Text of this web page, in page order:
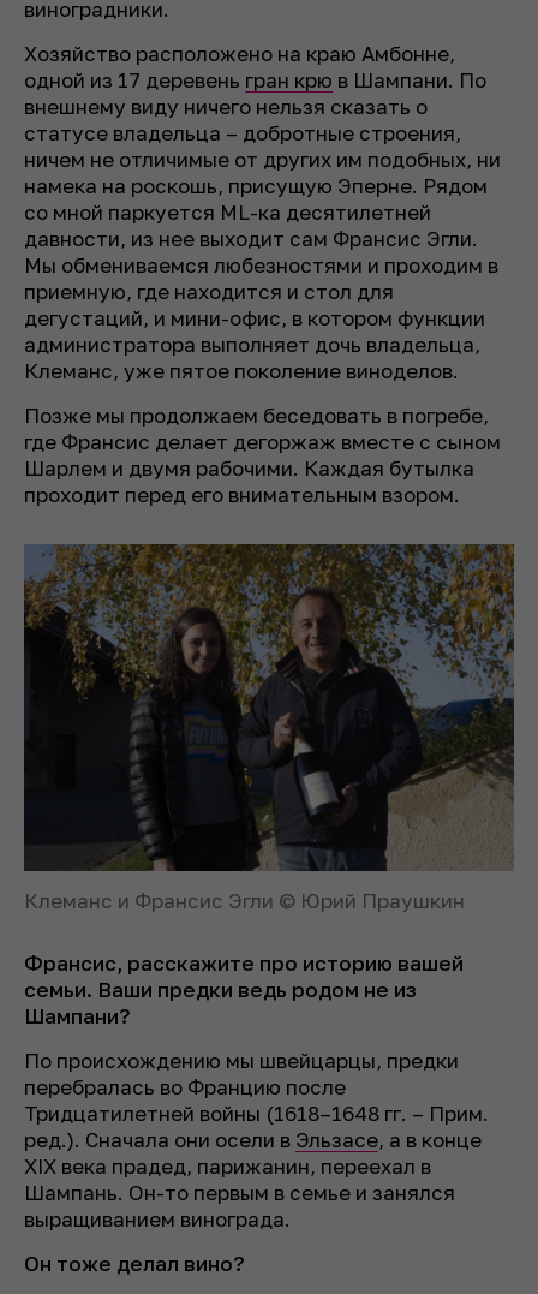
виноградники.
Хозяйство расположено на краю Амбонне,
одной из 17 деревень гран крю в Шампани. По
внешнему виду ничего нельзя сказать о
статусе владельца – добротные строения,
ничем не отличимые от других им подобных, ни
намека на роскошь, присущую Эперне. Рядом
со мной паркуется ML-ка десятилетней
давности, из нее выходит сам Франсис Эгли.
Мы обмениваемся любезностями и проходим в
приемную, где находится и стол для
дегустаций, и мини-офис, в котором функции
администратора выполняет дочь владельца,
Клеманс, уже пятое поколение виноделов.
Позже мы продолжаем беседовать в погребе,
где Франсис делает дегоржаж вместе с сыном
Шарлем и двумя рабочими. Каждая бутылка
проходит перед его внимательным взором.
Клеманс и Франсис Эгли © Юрий Праушкин
Франсис, расскажите про историю вашей
семьи. Ваши предки ведь родом не из
Шампани?
По происхождению мы швейцарцы, предки
перебралась во Францию после
Тридцатилетней войны (1618–1648 гг. – Прим.
ред.). Сначала они осели в Эльзасе, а в конце
XIX века прадед, парижанин, переехал в
Шампань. Он-то первым в семье и занялся
выращиванием винограда.
Он тоже делал вино?